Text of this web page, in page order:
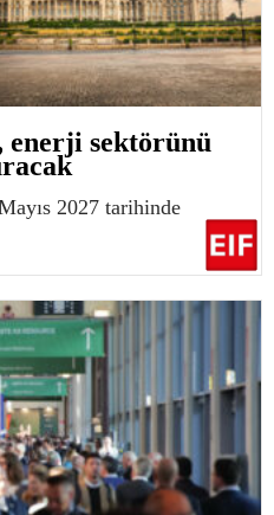
enerji sektörünü
2027 tarihinde